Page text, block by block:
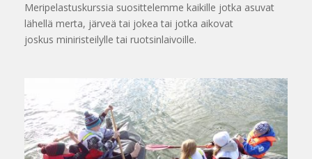
Meripelastuskurssia suosittelemme kaikille jotka asuvat
lähellä merta, järveä tai jokea tai jotka aikovat
joskus miniristeilylle tai ruotsinlaivoille.